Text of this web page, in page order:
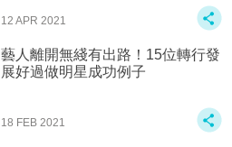
12 APR 2021
藝人離開無綫有出路！15位轉行發
展好過做明星成功例子
18 FEB 2021